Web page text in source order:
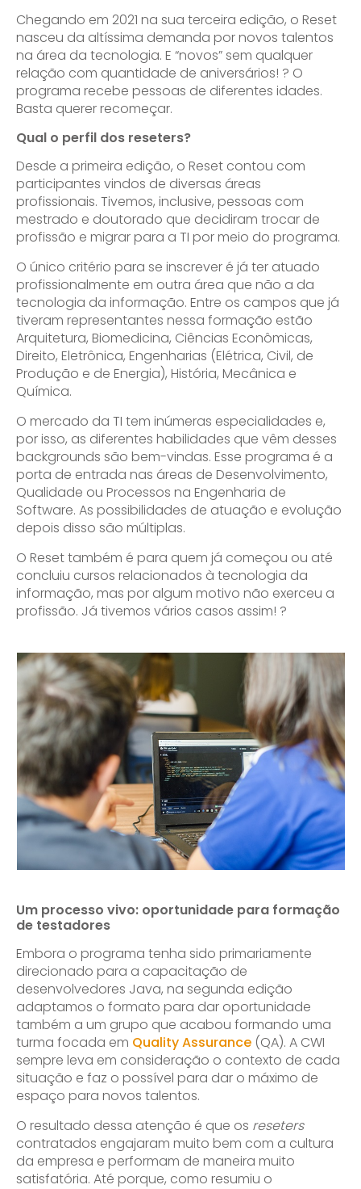
Chegando em 2021 na sua terceira edição, o Reset
nasceu da altíssima demanda por novos talentos
na área da tecnologia. E “novos” sem qualquer
relação com quantidade de aniversários! ? O
programa recebe pessoas de diferentes idades.
Basta querer recomeçar.
Qual o perfil dos reseters?
Desde a primeira edição, o Reset contou com
participantes vindos de diversas áreas
profissionais. Tivemos, inclusive, pessoas com
mestrado e doutorado que decidiram trocar de
profissão e migrar para a TI por meio do programa.
O único critério para se inscrever é já ter atuado
profissionalmente em outra área que não a da
tecnologia da informação. Entre os campos que já
tiveram representantes nessa formação estão
Arquitetura, Biomedicina, Ciências Econômicas,
Direito, Eletrônica, Engenharias (Elétrica, Civil, de
Produção e de Energia), História, Mecânica e
Química.
O mercado da TI tem inúmeras especialidades e,
por isso, as diferentes habilidades que vêm desses
backgrounds são bem-vindas. Esse programa é a
porta de entrada nas áreas de Desenvolvimento,
Qualidade ou Processos na Engenharia de
Software. As possibilidades de atuação e evolução
depois disso são múltiplas.
O Reset também é para quem já começou ou até
concluiu cursos relacionados à tecnologia da
informação, mas por algum motivo não exerceu a
profissão. Já tivemos vários casos assim! ?
Um processo vivo: oportunidade para formação
de testadores
Embora o programa tenha sido primariamente
direcionado para a capacitação de
desenvolvedores Java, na segunda edição
adaptamos o formato para dar oportunidade
também a um grupo que acabou formando uma
turma focada em Quality Assurance (QA). A CWI
sempre leva em consideração o contexto de cada
situação e faz o possível para dar o máximo de
espaço para novos talentos.
O resultado dessa atenção é que os reseters
contratados engajaram muito bem com a cultura
da empresa e performam de maneira muito
satisfatória. Até porque, como resumiu o